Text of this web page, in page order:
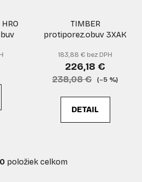
TIMBER
protiporez.obuv 3XAK
183,88 € bez DPH
226,18 €
238,08 € (–5 %)
DETAIL
O
položiek celkom